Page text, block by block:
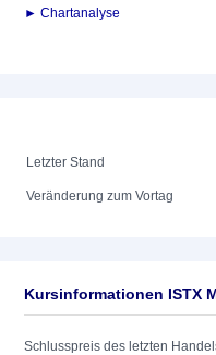
► Chartanalyse
Letzter Stand
Veränderung zum Vortag
Kursinformationen ISTX
Schlusspreis des letzten